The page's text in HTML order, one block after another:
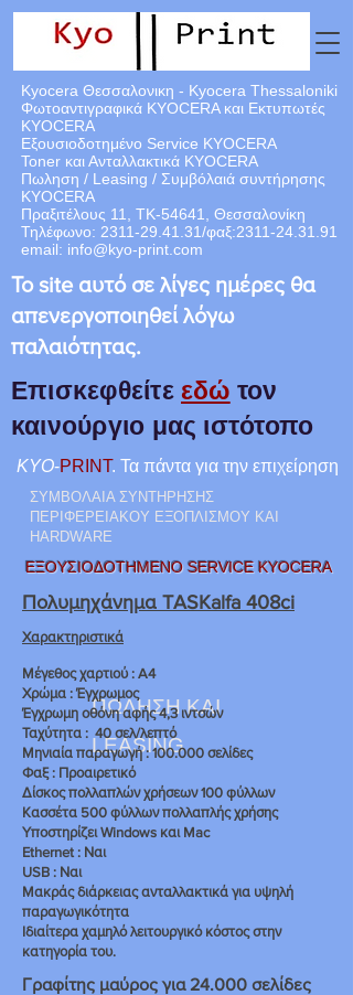
ΕΞΟΥΣΙΟΔΟΤΗΜΕΝΟ SERVICE KYOCERA
Kyocera Θεσσαλονικη - Kyocera Thessaloniki
Φωτοαντιγραφικά KYOCERA και Εκτυπωτές
KYOCERA
Εξουσιοδοτημένο Service KYOCERA
Toner και Ανταλλακτικά KYOCERA
Πωληση / Leasing / Συμβόλαιά συντήρησης
KYOCERA
Πραξιτέλους 11, ΤΚ-54641, Θεσσαλονίκη
Τηλέφωνο: 2311-29.41.31/φαξ:2311-24.31.91
email: info@kyo-print.com
KYO-PRINT. Τα πάντα για την επιχείρηση
ΣΥΜΒΟΛΑΙΑ ΣΥΝΤΗΡΗΣΗΣ
ΠΕΡΙΦΕΡΕΙΑΚΟΥ ΕΞΟΠΛΙΣΜΟΥ ΚΑΙ
HARDWARE
Το site αυτό σε λίγες ημέρες θα
απενεργοποιηθεί λόγω
παλαιότητας.
Επισκεφθείτε εδώ τον
καινούργιο μας ιστότοπο
ΠΩΛΗΣΗ KAI
LEASING
Πολυμηχάνημα TASKalfa 408ci
Χαρακτηριστικά
Μέγεθος χαρτιού : A4
Χρώμα : Έγχρωμος
Έγχρωμη οθόνη αφής 4,3 ιντσών
Ταχύτητα : 40 σελ/λεπτό
Μηνιαία παραγωγή : 100.000 σελίδες
Φαξ : Προαιρετικό
Δίσκος πολλαπλών χρήσεων 100 φύλλων
Κασσέτα 500 φύλλων πολλαπλής χρήσης
Υποστηρίζει Windows και Mac
Ethernet : Ναι
USB : Ναι
Μακράς διάρκειας ανταλλακτικά για υψηλή
παραγωγικότητα
Ιδιαίτερα χαμηλό λειτουργικό κόστος στην
κατηγορία του.
Γραφίτης μαύρος για 24.000 σελίδες